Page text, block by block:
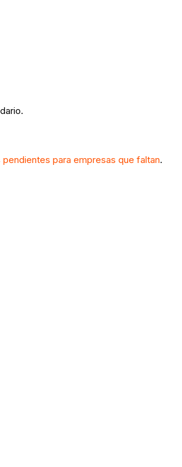
pendientes para empresas que faltan.